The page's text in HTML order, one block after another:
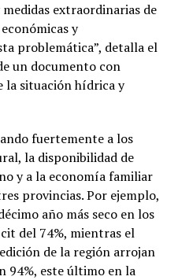
extraordinarias de
y
problemática”, detalla el
un documento con
la situación hídrica y
fuertemente a los
la disponibilidad de
y a la economía familiar
provincias. Por ejemplo,
año más seco en los
del 74%, mientras el
de la región arrojan
94%, este último en la